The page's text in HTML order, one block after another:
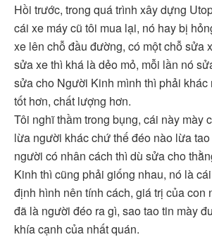
Hồi trước, trong quá trình xây dựng
cái xe máy cũ tôi mua lại, nó hay bị
xe lên chỗ đầu đường, có một chỗ sửa
sửa xe thì khá là dẻo mỏ, mỗi lần nó
sửa cho Người Kinh mình thì phải khác
tốt hơn, chất lượng hơn.
Tôi nghĩ thầm trong bụng, cái này mày
lừa người khác chứ thế đéo nào lừa
người có nhân cách thì dù sửa cho
Kinh thì cũng phải giống nhau, nó là
định hình nên tính cách, giá trị của con
đã là người đéo ra gì, sao tao tin mày
khía cạnh của nhất quán.